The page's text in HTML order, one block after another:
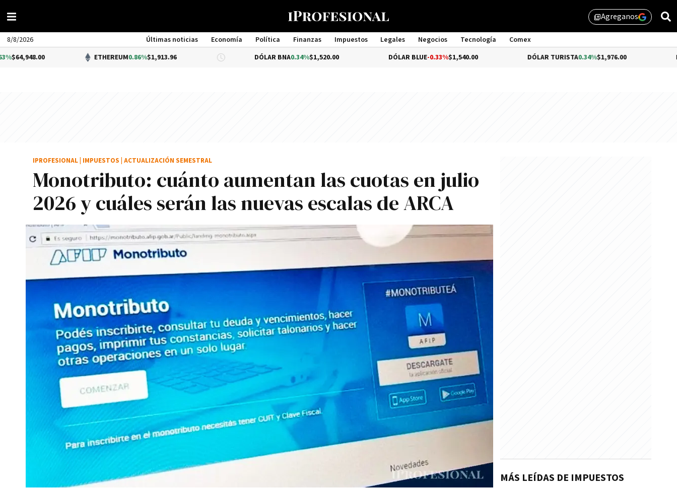
library_addAgreganos
8/8/2026 Últimas noticias Economía Política Finanzas Impuestos Legales Negocios Tecnología
Comex
Management
ETHEREUM 0.86%$1,913.96 DÓLAR BNA 0.34%$1,520.00 DÓLAR BLUE-0.33% $1,540.00 DÓLAR TURISTA0.34%$1,976.00 DÓLAR MEP
Monotributo: cuánto aumentan las cuotas en julio
2026 y cuáles serán las nuevas escalas de ARCA
IPROFESIONAL IMPUESTOS ACTUALIZACIÓN SEMESTRAL
MÁS LEÍDAS DE IMPUESTOS